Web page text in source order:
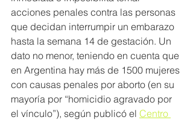
acciones penales contra las personas
que decidan interrumpir un embarazo
hasta la semana 14 de gestación. Un
dato no menor, teniendo en cuenta que
en Argentina hay más de 1500 mujeres
con causas penales por aborto (en su
mayoría por “homicidio agravado por
el vínculo”), según publicó el Centro